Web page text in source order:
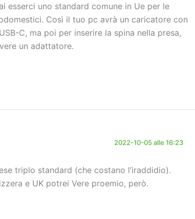
esserci uno standard comune in Ue per le
Così il tuo pc avrà un caricatore con
C, ma poi per inserire la spina nella presa,
un adattatore.
2022-10-05 alle 16:23
triplo standard (che costano l’iraddidio).
e UK potrei Vere proemio, però.